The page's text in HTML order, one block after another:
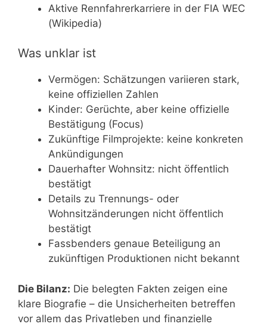
Aktive Rennfahrerkarriere in der FIA WEC
(Wikipedia)
Was unklar ist
Vermögen: Schätzungen variieren stark,
keine offiziellen Zahlen
Kinder: Gerüchte, aber keine offizielle
Bestätigung (Focus)
Zukünftige Filmprojekte: keine konkreten
Ankündigungen
Dauerhafter Wohnsitz: nicht öffentlich
bestätigt
Details zu Trennungs- oder
Wohnsitzänderungen nicht öffentlich
bestätigt
Fassbenders genaue Beteiligung an
zukünftigen Produktionen nicht bekannt
Die Bilanz: Die belegten Fakten zeigen eine
klare Biografie – die Unsicherheiten betreffen
vor allem das Privatleben und finanzielle